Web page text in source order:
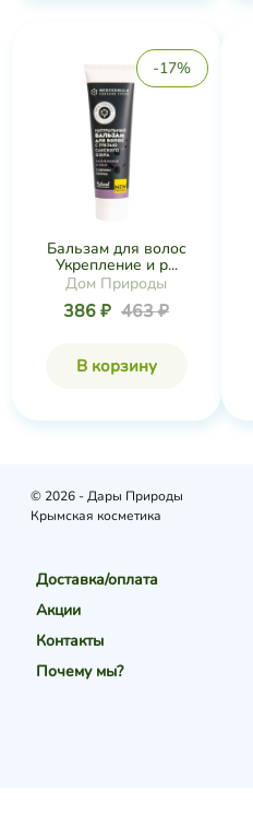
-17%
Бальзам для волос
Укрепление и р...
Дом Природы
386 ₽ 463 ₽
В корзину
© 2026 - Дары Природы
Крымская косметика
Доставка/оплата
Акции
Контакты
Почему мы?